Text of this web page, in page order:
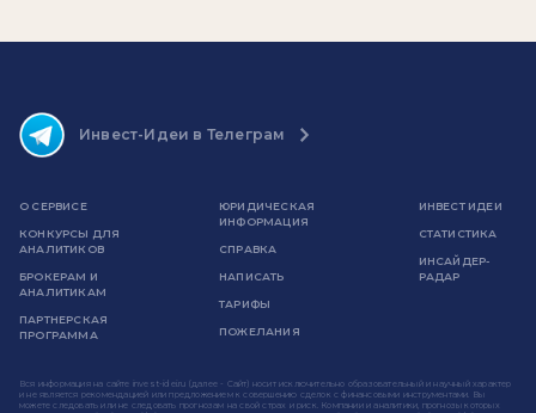
Инвест-Идеи в Телеграм
О СЕРВИСЕ
КОНКУРСЫ ДЛЯ
АНАЛИТИКОВ
БРОКЕРАМ И
АНАЛИТИКАМ
ПАРТНЕРСКАЯ
ПРОГРАММА
ЮРИДИЧЕСКАЯ
ИНФОРМАЦИЯ
СПРАВКА
НАПИСАТЬ
ТАРИФЫ
ПОЖЕЛАНИЯ
ИНВЕСТ ИДЕИ
СТАТИСТИКА
ИНСАЙДЕР-
РАДАР
Вся информация на сайте invest-idei.ru (далее - Сайт) носит исключительно образовательный и научный характер
и не является рекомендацией или предложением к совершению сделок с финансовыми инструментами. Вы
можете следовать или не следовать прогнозам на свой страх и риск. Компании и аналитики, прогнозы которых